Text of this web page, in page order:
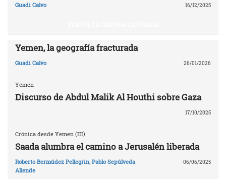
Guadi Calvo 16/12/2025
Yemen, la geografía fracturada
Guadi Calvo 26/01/2026
Yemen
Discurso de Abdul Malik Al Houthi sobre Gaza
17/10/2025
Crónica desde Yemen (III)
Saada alumbra el camino a Jerusalén liberada
Roberto Bermúdez Pellegrin, Pablo Sepúlveda
Allende
06/06/2025